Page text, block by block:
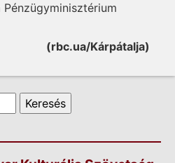
(rbc.ua/Kárpátalja)